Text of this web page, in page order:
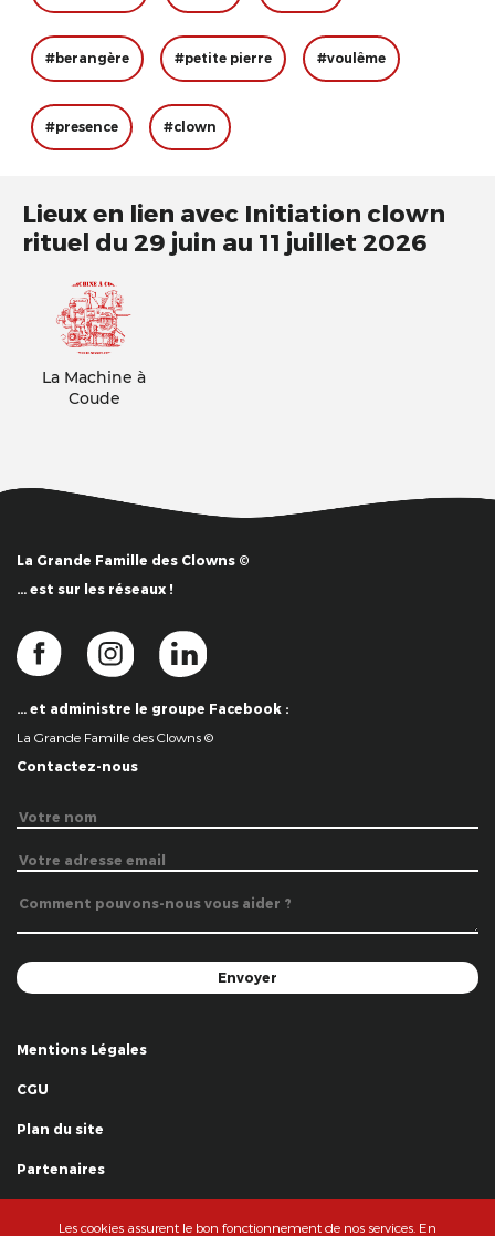
#berangère #petite pierre #voulême
#presence #clown
Lieux en lien avec Initiation clown
rituel du 29 juin au 11 juillet 2026
La Machine à
Coude
La Grande Famille des Clowns ©
… est sur les réseaux !
… et administre le groupe Facebook :
La Grande Famille des Clowns ©
Contactez-nous
Mentions Légales
CGU
Plan du site
Partenaires
Les cookies assurent le bon fonctionnement de nos services. En